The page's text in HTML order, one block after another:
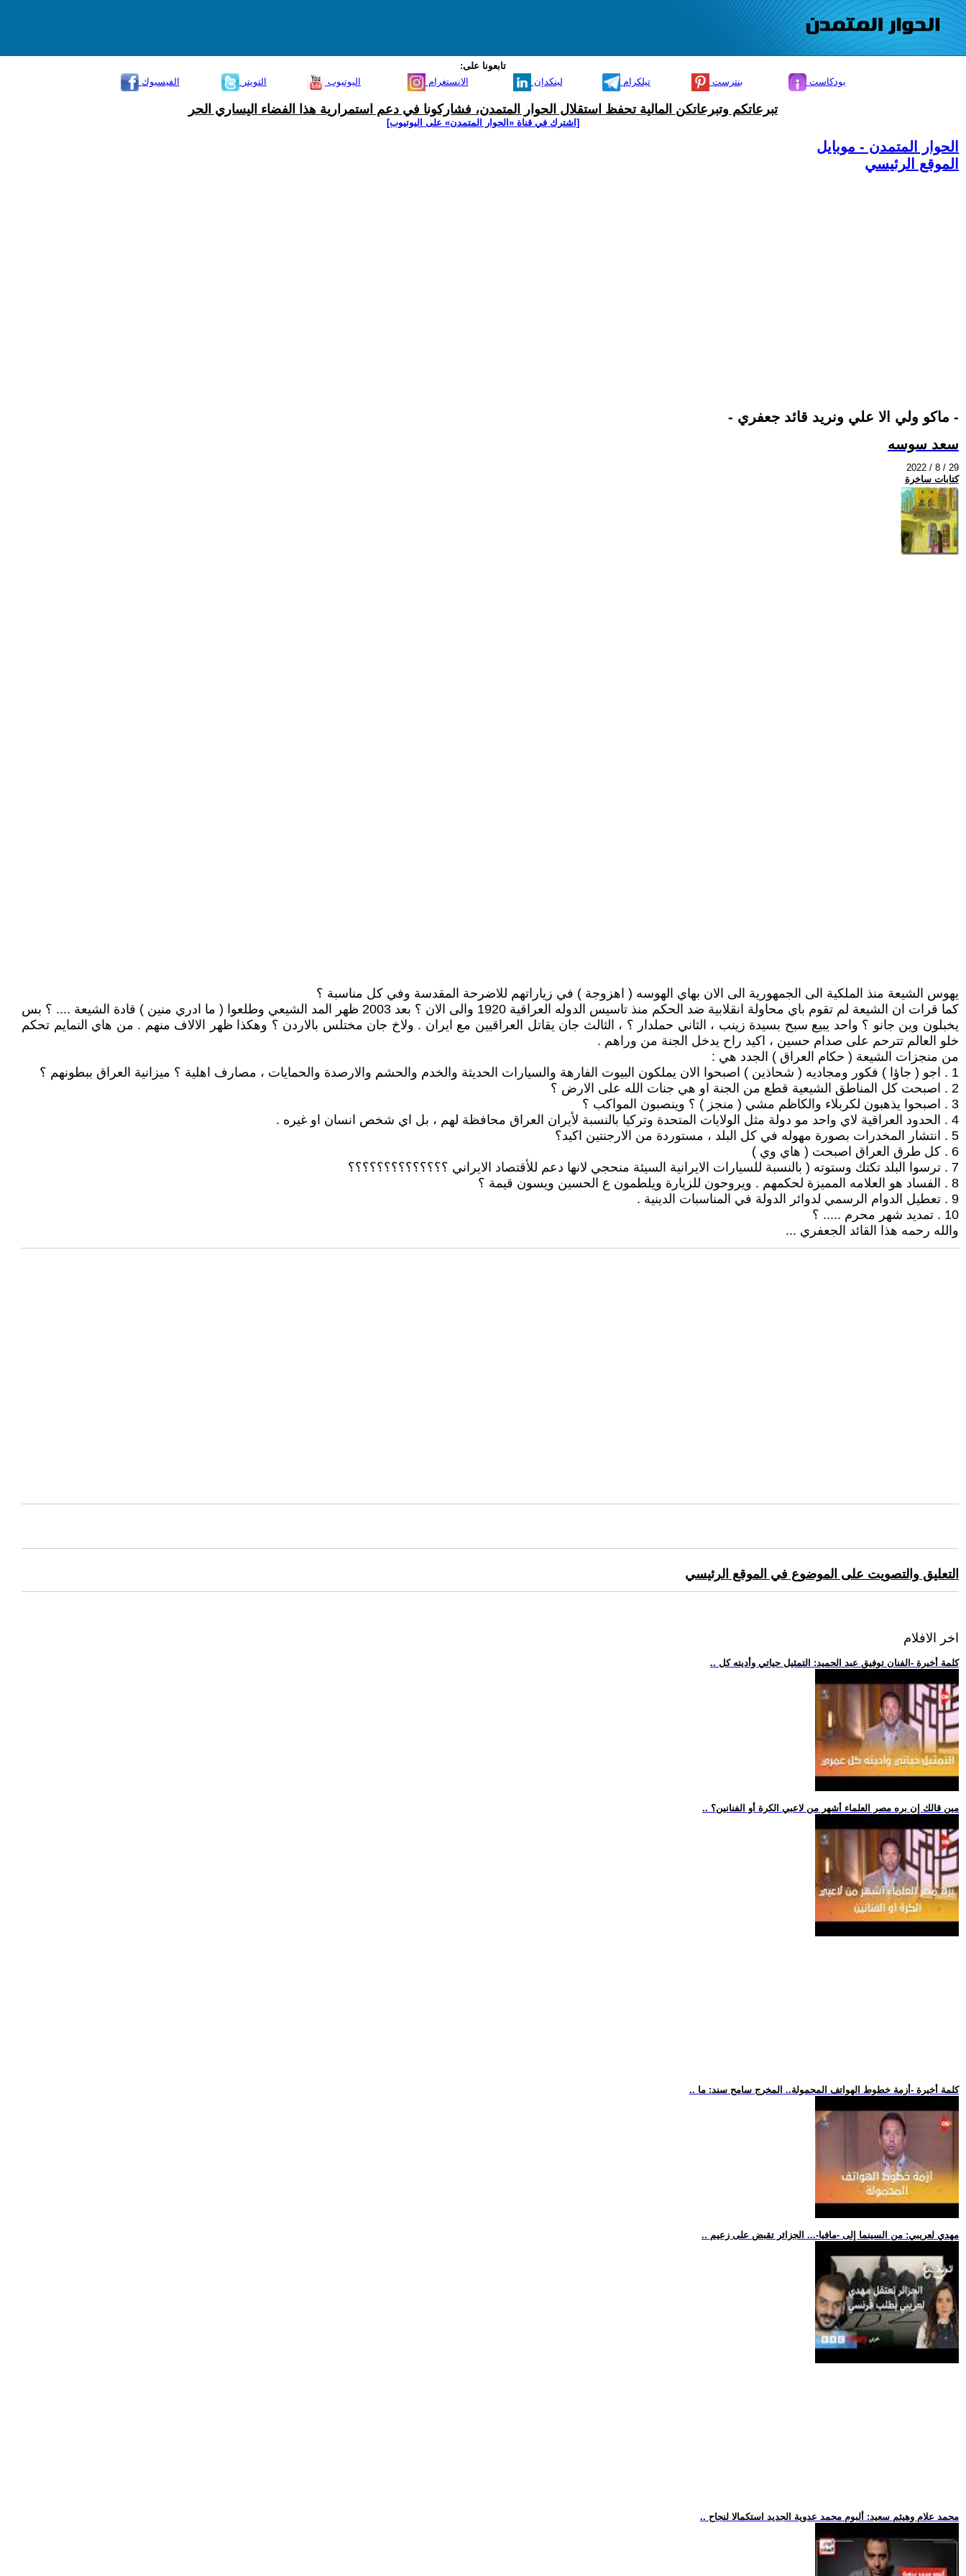
تابعونا على:
الفيسبوك
التويتر اليوتيوب الانستغرام لينكدإن تيلكرام بنترست بودكاست
تبرعاتكم وتبرعاتكن المالية تحفظ استقلال الحوار المتمدن، فشاركونا في دعم استمرارية هذا الفضاء اليساري الحر
[اشترك في قناة ‫«الحوار المتمدن» على اليوتيوب]
الحوار المتمدن - موبايل
الموقع الرئيسي
- ماكو ولي الا علي ونريد قائد جعفري -
سعد سوسه
2022 / 8 / 29
كتابات ساخرة
يهوس الشيعة منذ الملكية الى الجمهورية الى الان بهاي الهوسه ( اهزوجة ) في زياراتهم للاضرحة المقدسة وفي كل مناسبة ؟
كما قرات ان الشيعة لم تقوم باي محاولة انقلابية ضد الحكم منذ تاسيس الدوله العراقية 1920 والى الان ؟ بعد 2003 ظهر المد الشيعي وطلعوا ( ما ادري منين ) قادة الشيعة .... ؟ بس
يخبلون وين جانو ؟ واحد يبيع سبح بسيدة زينب ، الثاني حملدار ؟ ، الثالث جان يقاتل العراقيين مع ايران . ولاخ جان مختلس بالاردن ؟ وهكذا ظهر الالاف منهم . من هاي النمايم تحكم
خلو العالم تترحم على صدام حسين ، اكيد راح يدخل الجنة من وراهم .
من منجزات الشيعة ( حكام العراق ) الجدد هي :
1 . اجو ( جاؤا ) فكور ومجاديه ( شحاذين ) اصبحوا الان يملكون البيوت الفارهة والسيارات الحديثة والخدم والحشم والارصدة والحمايات ، مصارف اهلية ؟ ميزانية العراق ببطونهم ؟
2 . اصبحت كل المناطق الشيعية قطع من الجنة او هي جنات الله على الارض ؟
3 . اصبحوا يذهبون لكربلاء والكاظم مشي ( منجز ) ؟ وينصبون المواكب ؟
4 . الحدود العراقية لاي واحد مو دولة مثل الولايات المتحدة وتركيا بالنسبة لأيران العراق محافظة لهم ، بل اي شخص انسان او غيره .
5 . انتشار المخدرات بصورة مهوله في كل البلد ، مستوردة من الارجنتين اكيد؟
6 . كل طرق العراق اصبحت ( هاي وي )
7 . ترسوا البلد تكتك وستوته ( بالنسبة للسيارات الايرانية السيئة منحجي لانها دعم للأقتصاد الايراني ؟؟؟؟؟؟؟؟؟؟؟؟؟؟
8 . الفساد هو العلامه المميزة لحكمهم . ويروحون للزيارة ويلطمون ع الحسين ويسون قيمة ؟
9 . تعطيل الدوام الرسمي لدوائر الدولة في المناسبات الدينية .
10 . تمديد شهر محرم ..... ؟
والله رحمه هذا القائد الجعفري ...
التعليق والتصويت على الموضوع في الموقع الرئيسي
اخر الافلام
.. كلمة أخيرة -الفنان توفيق عبد الحميد: التمثيل حياتي وأديته كل
.. مين قالك إن بره مصر العلماء أشهر من لاعبي الكرة أو الفنانين؟
.. كلمة أخيرة -أزمة خطوط الهواتف المحمولة.. المخرج سامح سند: ما
.. مهدي لعريبي: من السينما إلى -مافيا-... الجزائر تقبض على زعيم
.. محمد علام وهيثم سعيد: ألبوم محمد عدوية الجديد استكمالا لنجاح